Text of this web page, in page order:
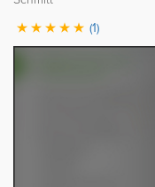
(1)